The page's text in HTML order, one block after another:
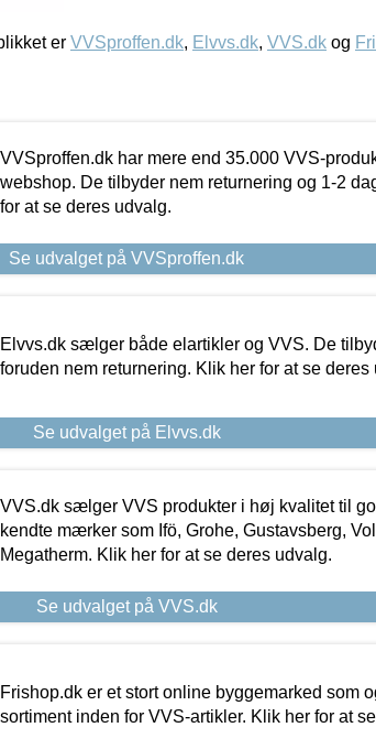
er VVSproffen.dk, Elvvs.dk, VVS.dk og
VVSproffen.dk har mere end 35.000 VVS-
webshop. De tilbyder nem returnering og 1-2
for at se deres udvalg.
Se udvalget på VVSproffen.dk
Elvvs.dk sælger både elartikler og VVS. De
foruden nem returnering. Klik her for at se deres
Se udvalget på Elvvs.dk
VVS.dk sælger VVS produkter i høj kvalitet til
kendte mærker som Ifö, Grohe, Gustavsberg,
Megatherm. Klik her for at se deres udvalg.
Se udvalget på VVS.dk
Frishop.dk er et stort online byggemarked som
sortiment inden for VVS-artikler. Klik her for at